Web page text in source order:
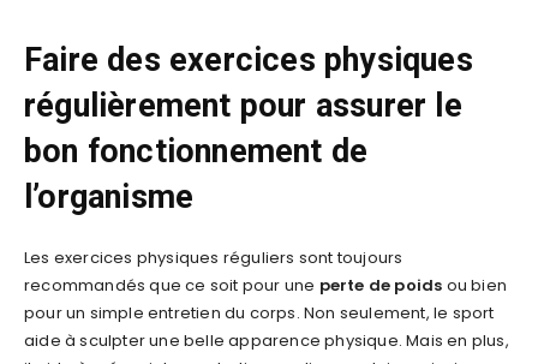
Faire des exercices physiques
régulièrement pour assurer le
bon fonctionnement de
l’organisme
Les exercices physiques réguliers sont toujours
recommandés que ce soit pour une perte de poids ou bien
pour un simple entretien du corps. Non seulement, le sport
aide à sculpter une belle apparence physique. Mais en plus,